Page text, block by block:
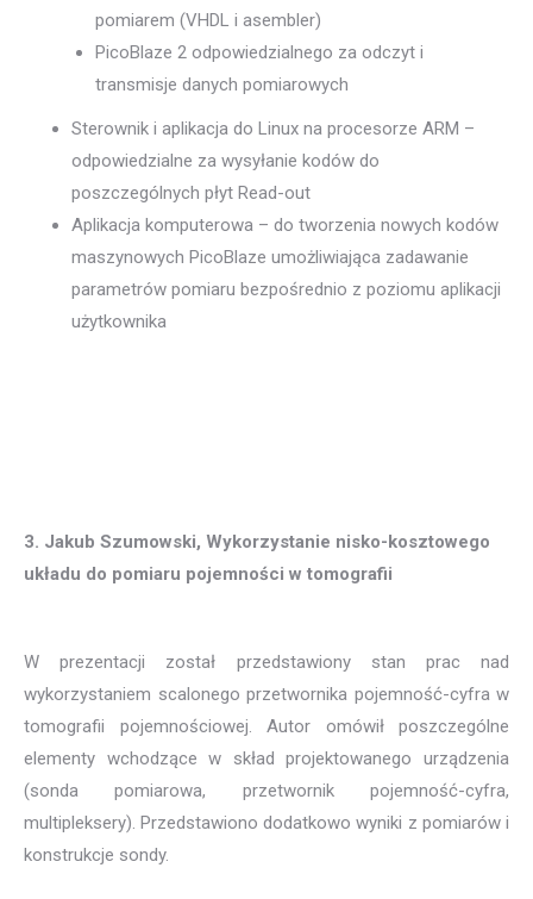
pomiarem (VHDL i asembler)
PicoBlaze 2 odpowiedzialnego za odczyt i
transmisje danych pomiarowych
Sterownik i aplikacja do Linux na procesorze ARM –
odpowiedzialne za wysyłanie kodów do
poszczególnych płyt Read-out
Aplikacja komputerowa – do tworzenia nowych kodów
maszynowych PicoBlaze umożliwiająca zadawanie
parametrów pomiaru bezpośrednio z poziomu aplikacji
użytkownika
3. Jakub Szumowski, Wykorzystanie nisko-kosztowego
W prezentacji został przedstawiony stan prac nad
wykorzystaniem scalonego przetwornika pojemność-cyfra w
tomografii pojemnościowej. Autor omówił poszczególne
elementy wchodzące w skład projektowanego urządzenia
(sonda pomiarowa, przetwornik pojemność-cyfra,
multipleksery). Przedstawiono dodatkowo wyniki z pomiarów i